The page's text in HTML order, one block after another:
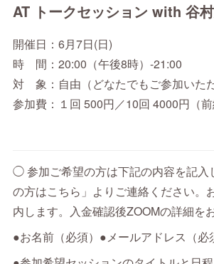
AT トークセッション with 谷
開催日：6月7日(日)
時 間：20:00（午後8時）-21:00
対 象：自由（どなたでもご参加いた
参加費：１回 500円／10回 4000円（前
◯ 参加ご希望の方は下記の内容を記入
の方はこちら」よりご連絡ください。
内します。入金確認後ZOOMの詳細を
●お名前（必須）●メールアドレス（必